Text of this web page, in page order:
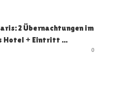
2 Übernachtungen im
Hotel + Eintritt ...
0